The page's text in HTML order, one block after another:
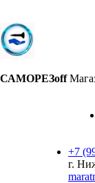
САМОРЕЗoff
+7
г.